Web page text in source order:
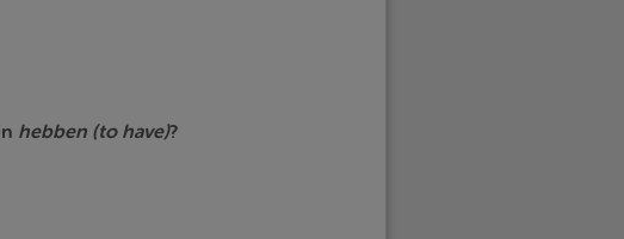
hebben (to have)?